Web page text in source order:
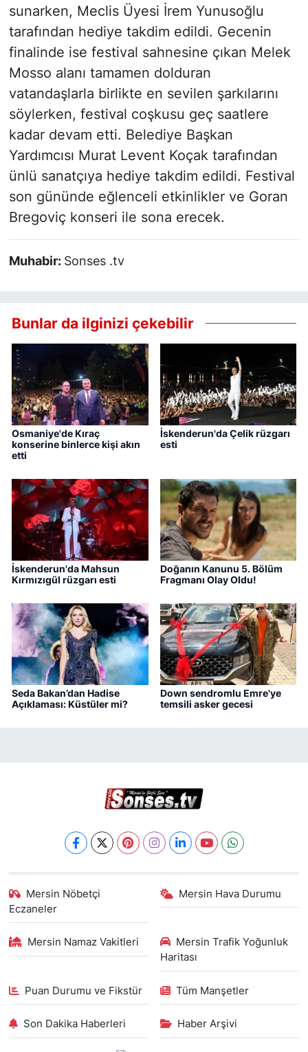
sunarken, Meclis Üyesi İrem Yunusoğlu
tarafından hediye takdim edildi. Gecenin
finalinde ise festival sahnesine çıkan Melek
Mosso alanı tamamen dolduran
vatandaşlarla birlikte en sevilen şarkılarını
söylerken, festival coşkusu geç saatlere
kadar devam etti. Belediye Başkan
Yardımcısı Murat Levent Koçak tarafından
ünlü sanatçıya hediye takdim edildi. Festival
son gününde eğlenceli etkinlikler ve Goran
Bregoviç konseri ile sona erecek.
Muhabir: Sonses .tv
Bunlar da ilginizi çekebilir
Osmaniye'de Kıraç
konserine binlerce kişi akın
etti
İskenderun'da Çelik rüzgarı
esti
İskenderun'da Mahsun
Kırmızıgül rüzgarı esti
Doğanın Kanunu 5. Bölüm
Fragmanı Olay Oldu!
Seda Bakan’dan Hadise
Açıklaması: Küstüler mi?
Down sendromlu Emre'ye
temsili asker gecesi
Mersin Nöbetçi
Eczaneler
Mersin Hava Durumu
Mersin Namaz Vakitleri
Mersin Trafik Yoğunluk
Haritası
Puan Durumu ve Fikstür Tüm Manşetler
Son Dakika Haberleri Haber Arşivi